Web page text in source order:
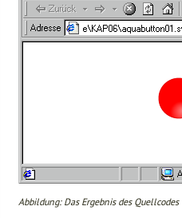
Abbildung: Das Ergebnis des